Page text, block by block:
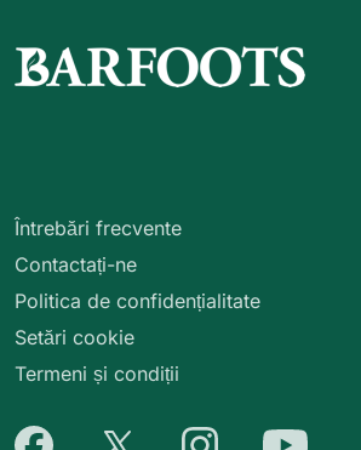
Întrebări frecvente
Contactați-ne
Politica de confidențialitate
Setări cookie
Termeni și condiții